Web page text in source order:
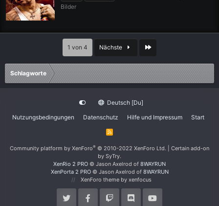
Bilder
1 von 4 Nächste Letzte
Schlagworte
Deutsch [Du]
Nutzungsbedingungen
Datenschutz Hilfe und Impressum Start
R
Community platform by XenForo® © 2010-2022 XenForo Ltd.
Certain add-on
by SyTry.
XenRio 2 PRO © Jason Axelrod of 8WAYRUN
XenPorta 2 PRO© Jason Axelrod of 8WAYRUN
XenForo theme by xenfocus